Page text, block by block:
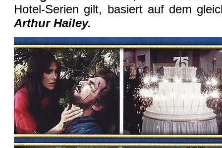
Hotel-Serien gilt, basiert auf dem
Arthur Hailey.